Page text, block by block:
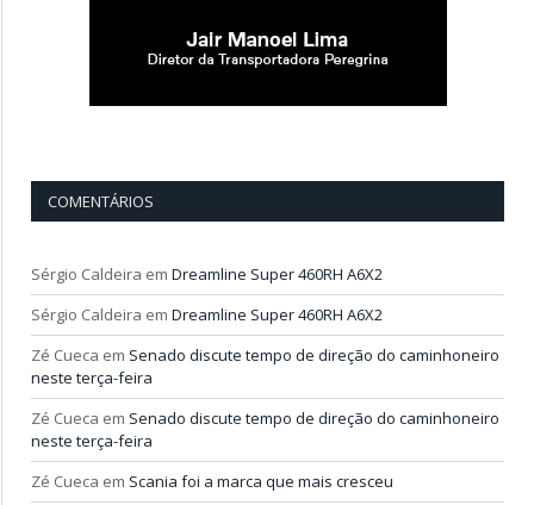
COMENTÁRIOS
Sérgio Caldeira em Dreamline Super 460RH A6X2
Sérgio Caldeira em Dreamline Super 460RH A6X2
Zé Cueca em Senado discute tempo de direção do caminhoneiro
neste terça-feira
Zé Cueca em Senado discute tempo de direção do caminhoneiro
neste terça-feira
Zé Cueca em Scania foi a marca que mais cresceu